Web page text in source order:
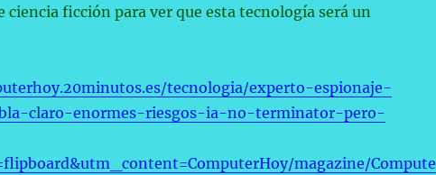
ciencia ficción para ver que esta tecnología será un
tecnologia/experto-espionaje-
claro-enormes-riesgos-ia-no-terminator-pero-
magazine/Compute